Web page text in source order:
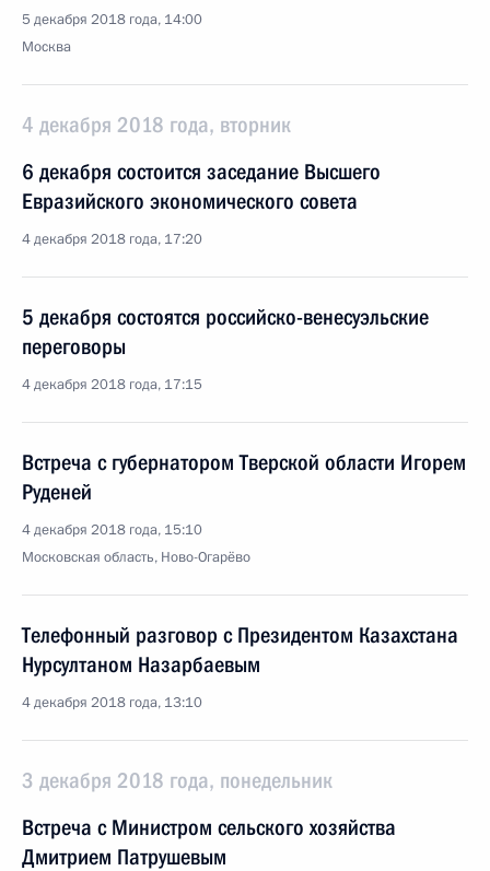
5 декабря 2018 года, 14:00
Москва
4 декабря 2018 года, вторник
6 декабря состоится заседание Высшего
Евразийского экономического совета
4 декабря 2018 года, 17:20
5 декабря состоятся российско-венесуэльские
переговоры
4 декабря 2018 года, 17:15
Встреча с губернатором Тверской области Игорем
Руденей
4 декабря 2018 года, 15:10
Московская область, Ново-Огарёво
Телефонный разговор с Президентом Казахстана
Нурсултаном Назарбаевым
4 декабря 2018 года, 13:10
3 декабря 2018 года, понедельник
Встреча с Министром сельского хозяйства
Дмитрием Патрушевым